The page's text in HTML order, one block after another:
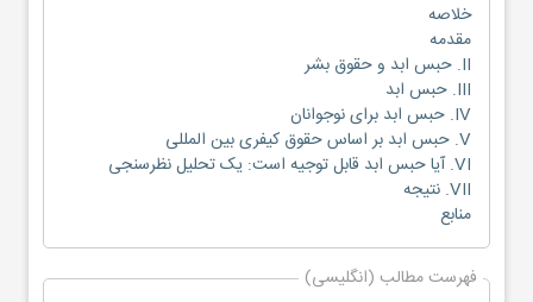
خلاصه
مقدمه
II. حبس ابد و حقوق بشر
III. حبس ابد
IV. حبس ابد برای نوجوانان
V. حبس ابد بر اساس حقوق کیفری بین المللی
VI. آیا حبس ابد قابل توجیه است: یک تحلیل نظرسنجی
VII. نتیجه
منابع
فهرست مطالب (انگلیسی)